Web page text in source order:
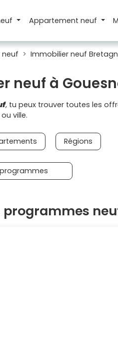
Appartement neuf
neuf Immobilier neuf
neuf à
, tu peux trouver toutes les
ville.
Régions
programmes